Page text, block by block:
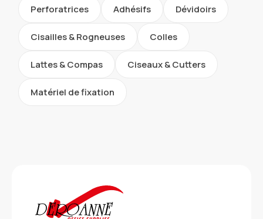
Perforatrices Adhésifs Dévidoirs
Cisailles & Rogneuses Colles
Lattes & Compas Ciseaux & Cutters
Matériel de fixation